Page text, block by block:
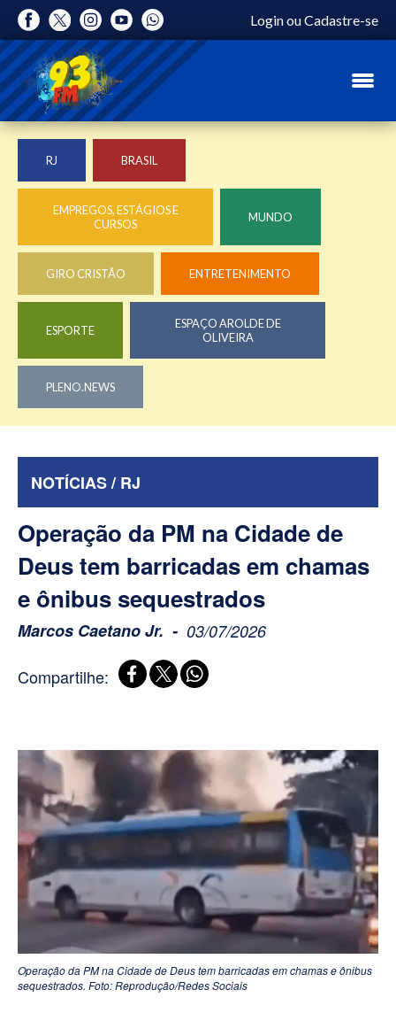
LoginouCadastre-se
RJ BRASIL
EMPREGOS, ESTÁGIOS E
CURSOS
MUNDO
GIRO CRISTÃO ENTRETENIMENTO
ESPORTE
ESPAÇO AROLDE DE
OLIVEIRA
PLENO.NEWS
NOTÍCIAS / RJ
Operação da PM na Cidade de
Deus tem barricadas em chamas
e ônibus sequestrados
Marcos Caetano Jr. 03/07/2026
Compartilhe:
Operação da PM na Cidade de Deus tem barricadas em chamas e ônibus
sequestrados. Foto: Reprodução/Redes Sociais